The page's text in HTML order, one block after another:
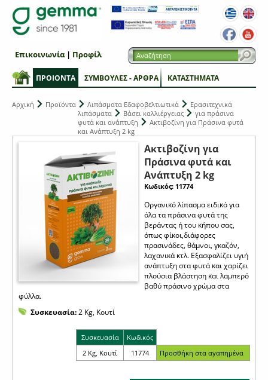
ΠΡΟΙΟΝΤΑ ΣΥΜΒΟΥΛΕΣ - ΑΡΘΡΑ ΚΑΤΑΣΤΗΜΑΤΑ
Επικοινωνία| Προφίλ
Αρχική Προϊόντα Λιπάσματα Εδαφοβελτιωτικά
Ερασιτεχνικά
λιπάσματα
Βάσει καλλιέργειας
για πράσινα
φυτά και ανάπτυξη
Ακτιβοζίνη για Πράσινα φυτά
και Ανάπτυξη 2 kg
Ακτιβοζίνη για
Πράσινα φυτά και
Ανάπτυξη 2 kg
Κωδικός: 11774
Οργανικό λίπασμα ειδικό για
όλα τα πράσινα φυτά της
βεράντας ή του κήπου σας,
όπως φίκοι,διάφορες
πρασινάδες, θάμνοι, γκαζόν,
λαχανικά κτλ. Εξασφαλίζει υγιή
ανάπτυξη στα φυτά και χαρίζει
πλούσια βλάστηση και λαμπερό
βαθύ πράσινο χρώμα στα
φύλλα.
Συσκευασία:2 Kg, Κουτί
Συσκευασία
Κωδικός
2 Kg, Κουτί
11774